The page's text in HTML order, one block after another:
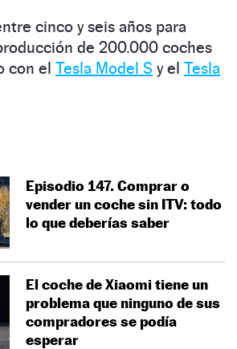
cinco y seis años para
de 200.000 coches
con el Tesla Model S y el Tesla
Episodio 147. Comprar o
vender un coche sin ITV: todo
lo que deberías saber
El coche de Xiaomi tiene un
problema que ninguno de sus
compradores se podía
esperar